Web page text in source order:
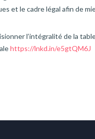
et le cadre légal afin de
l’intégralité de la
https://lnkd.in/e5gtQM6J